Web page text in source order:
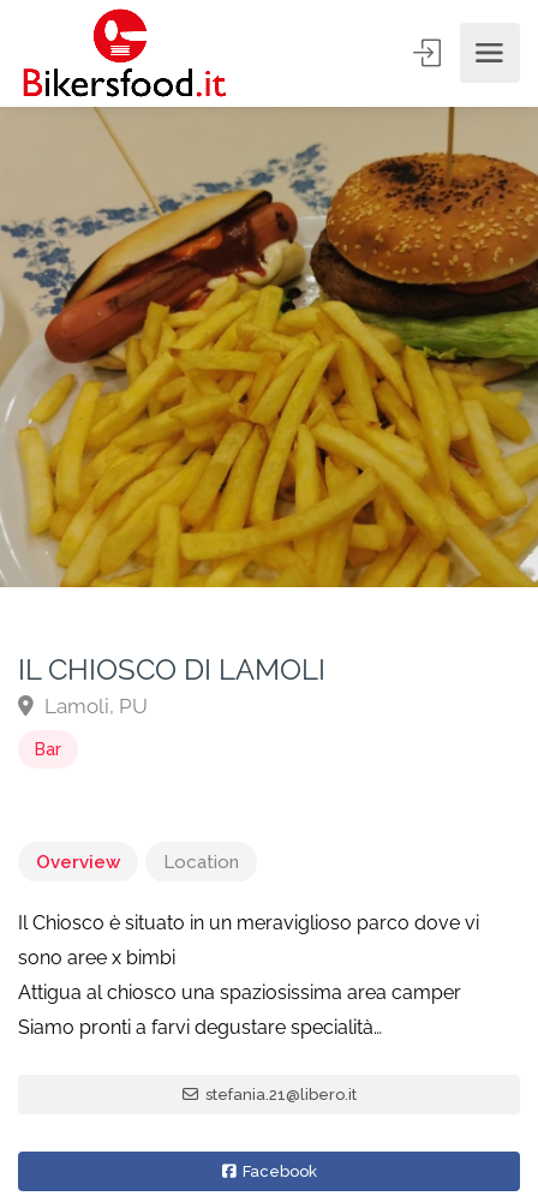
IL CHIOSCO DI LAMOLI
Lamoli, PU
Bar
Overview Location
Il Chiosco è situato in un meraviglioso parco dove vi
sono aree x bimbi
Attigua al chiosco una spaziosissima area camper
Siamo pronti a farvi degustare specialità…
stefania.21@libero.it
Facebook